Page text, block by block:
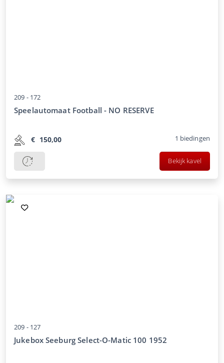
209 - 172
Speelautomaat Football - NO RESERVE
€ 150,00 1 biedingen
Bekijk kavel
209 - 127
Jukebox Seeburg Select-O-Matic 100 1952